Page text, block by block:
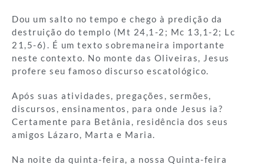
Dou um salto no tempo e chego à predição da
destruição do templo (Mt 24,1-2; Mc 13,1-2; Lc
21,5-6). É um texto sobremaneira importante
neste contexto. No monte das Oliveiras, Jesus
profere seu famoso discurso escatológico.
Após suas atividades, pregações, sermões,
discursos, ensinamentos, para onde Jesus ia?
Certamente para Betânia, residência dos seus
amigos Lázaro, Marta e Maria.
Na noite da quinta-feira, a nossa Quinta-feira